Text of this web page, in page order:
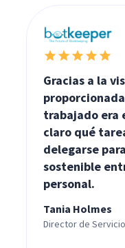
Gracias a la
trabajado era
claro qué
delegarse
sostenible
personal.
Tania Holmes
Director de